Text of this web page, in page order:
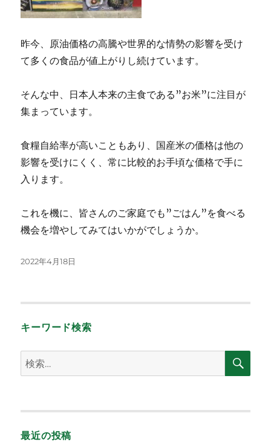
昨今、原油価格の高騰や世界的な情勢の影響を受け
て多くの食品が値上がりし続けています。
そんな中、日本人本来の主食である”お米”に注目が
集まっています。
食糧自給率が高いこともあり、国産米の価格は他の
影響を受けにくく、常に比較的お手頃な価格で手に
入ります。
これを機に、皆さんのご家庭でも”ごはん”を食べる
機会を増やしてみてはいかがでしょうか。
投
2022年4月18日
キーワード検索
検
索:
検
最近の投稿